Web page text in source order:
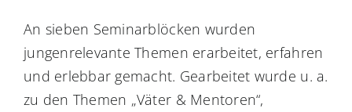
An sieben Seminarblöcken wurden
jungenrelevante Themen erarbeitet, erfahren
und erlebbar gemacht. Gearbeitet wurde u. a.
zu den Themen „Väter & Mentoren“,